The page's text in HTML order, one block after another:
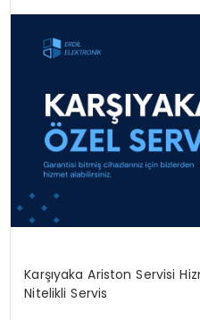
Karşıyaka Ariston Servisi
Nitelikli Servis